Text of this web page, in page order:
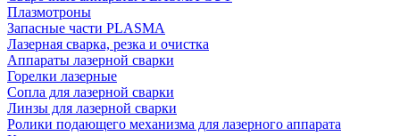
Плазмотроны
Запасные части PLASMA
Лазерная сварка, резка и очистка
Аппараты лазерной сварки
Горелки лазерные
Сопла для лазерной сварки
Линзы для лазерной сварки
Ролики подающего механизма для лазерного аппарата